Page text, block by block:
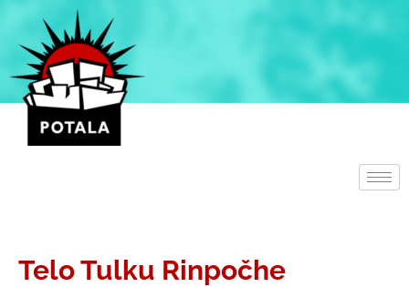
Přeskočit
obsah
Telo Tulku Rinpočhe